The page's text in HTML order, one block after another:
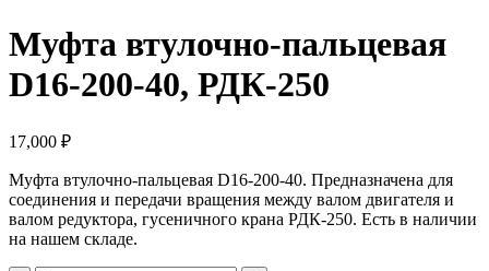
Муфта втулочно-пальцевая
D16-200-40, РДК-250
17,000 ₽
Муфта втулочно-пальцевая D16-200-40. Предназначена для
соединения и передачи вращения между валом двигателя и
валом редуктора, гусеничного крана РДК-250. Есть в наличии
на нашем складе.